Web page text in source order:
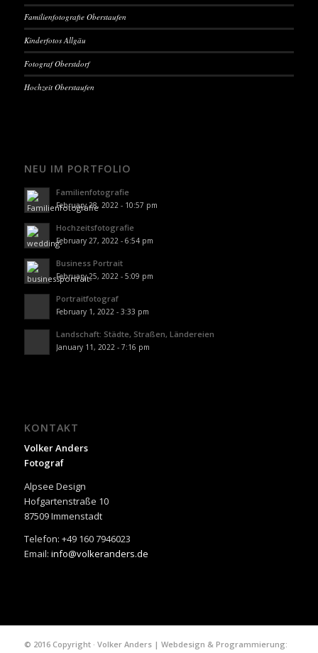
Familienfotografie Oberstaufen
Kinderfotos Allgäu
Fotograf Oberstdorf
Hochzeit Oberstaufen
NEU IM PORTFOLIO
Familienfotografie
February 28, 2022 - 10:57 pm
Hochzeitsfotografie
February 27, 2022 - 6:54 pm
Business Portrait
February 25, 2022 - 5:09 pm
Portraitfotograf
February 1, 2022 - 3:33 pm
Landschaft: Städte, Straßen, Ländereien
January 11, 2022 - 7:16 pm
KONTAKT
Volker Anders
Fotograf
Alpsee Design
Hofgartenstraße 10
87509 Immenstadt
Telefon: +49 160 7946023
Email: info@volkeranders.de
© 2016 Copyright · Volker Anders | Webdesign & Programmierung: